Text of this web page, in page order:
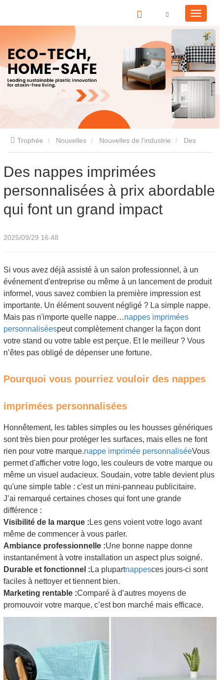
Trophée Nouvelles Nouvelles de l’industrie
nappes imprimées personnalisées à prix abordable qui font un
grand impact
Des nappes imprimées
personnalisées à prix abordable
qui font un grand impact
2025/09/29 16:48
Si vous avez déjà assisté à un salon professionnel, à un
événement d'entreprise ou même à un lancement de produit
informel, vous savez combien la première impression est
importante. Un élément souvent négligé ? La simple nappe.
Mais pas n'importe quelle nappe…nappes imprimées
personnaliséespeut complètement changer la façon dont
votre stand ou votre table est perçue. Et le meilleur ? Vous
n’êtes pas obligé de dépenser une fortune.
Pourquoi vous pourriez vouloir des nappes
imprimées personnalisées
Honnêtement, les tables simples ou les housses génériques
sont très bien pour protéger les surfaces, mais elles ne font
rien pour votre marque.nappe imprimée personnaliséeVous
permet d'afficher votre logo, les couleurs de votre marque ou
même un visuel audacieux. Soudain, votre table devient plus
qu'une simple table : c'est un mini-panneau publicitaire.
J’ai remarqué certaines choses qui font une grande
différence :
Visibilité de la marque : Les gens voient votre logo avant
même de commencer à vous parler.
Ambiance professionnelle :Une bonne nappe donne
instantanément à votre installation un aspect plus soigné.
Durable et fonctionnel : La plupartnappesces jours-ci sont
faciles à nettoyer et tiennent bien.
Marketing rentable :Comparé à d’autres moyens de
promouvoir votre marque, c’est bon marché mais efficace.